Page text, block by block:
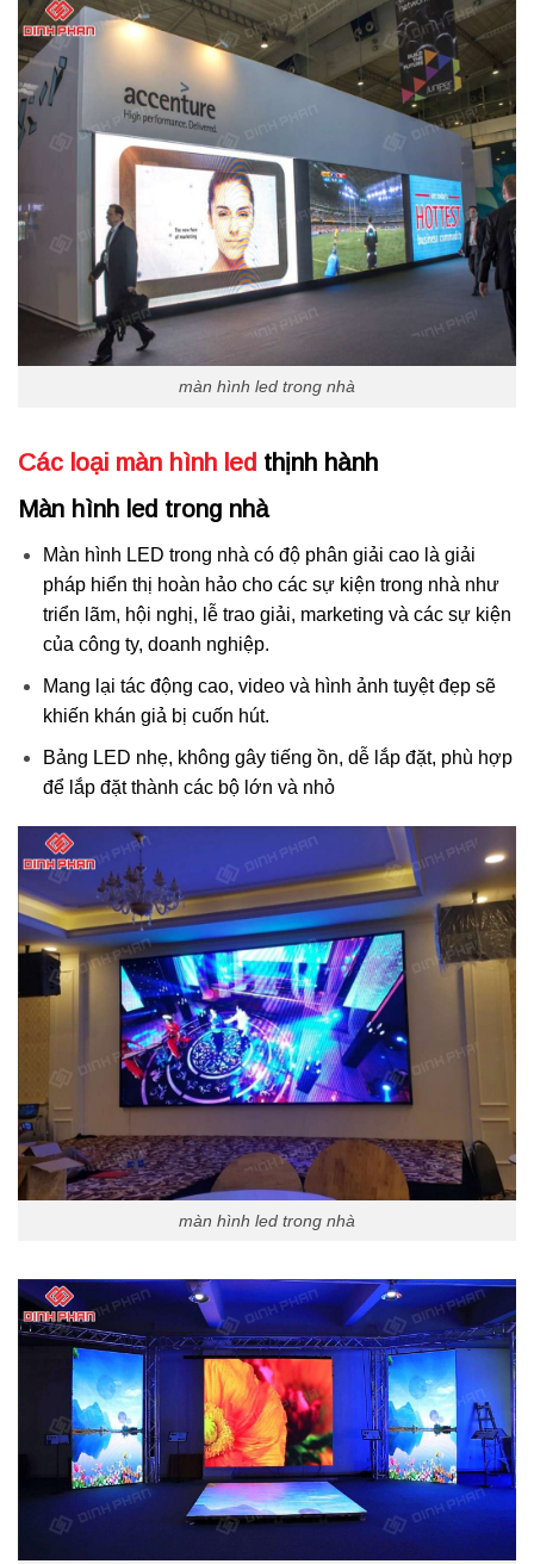
màn hình led trong nhà
Các loại màn hình led thịnh hành
Màn hình led trong nhà
Màn hình LED trong nhà có độ phân giải cao là giải
pháp hiển thị hoàn hảo cho các sự kiện trong nhà như
triển lãm, hội nghị, lễ trao giải, marketing và các sự kiện
của công ty, doanh nghiệp.
Mang lại tác động cao, video và hình ảnh tuyệt đẹp sẽ
khiến khán giả bị cuốn hút.
Bảng LED nhẹ, không gây tiếng ồn, dễ lắp đặt, phù hợp
để lắp đặt thành các bộ lớn và nhỏ
màn hình led trong nhà